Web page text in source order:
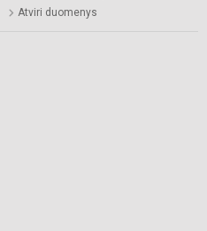
Atviri duomenys